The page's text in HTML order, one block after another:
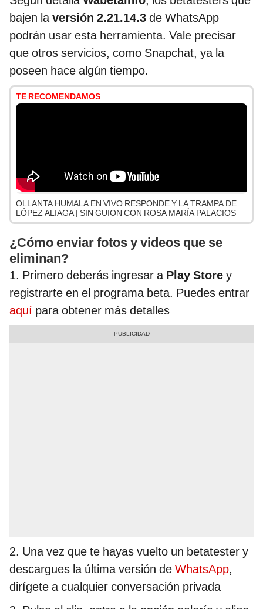
bajen laversión 2.21.14.3 de WhatsApp
podrán usar esta herramienta. Vale precisar
que otros servicios, como Snapchat, ya la
poseen hace algún tiempo.
TE RECOMENDAMOS
OLLANTA HUMALA EN VIVO RESPONDE Y LA TRAMPA DE
LÓPEZ ALIAGA | SIN GUION CON ROSA MARÍA PALACIOS
¿Cómo enviar fotos y videos que se
eliminan?
1. Primero deberás ingresar a Play Store y
registrarte en el programa beta. Puedes entrar
aquí para obtener más detalles
2. Una vez que te hayas vuelto un betatester y
descargues la última versión de WhatsApp,
dirígete a cualquier conversación privada